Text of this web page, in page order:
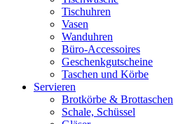
Tischuhren
Vasen
Wanduhren
Büro-Accessoires
Geschenkgutscheine
Taschen und Körbe
Servieren
Brotkörbe & Brottaschen
Schale, Schüssel